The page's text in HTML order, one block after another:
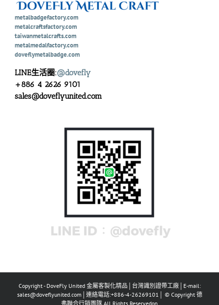
metalbadgefactory.com
metalcraftsfactory.com
taiwanmetalcrafts.com
metalmedalfactory.com
doveflymetalbadge.com
LINE生活圈:@dovefly
+886 4 2626 9101
sales@doveflyunited.com
Copyright - DoveFly United 金屬客製化精品│台灣識別證帶工廠│E-mail:
sales@doveflyunited.com│連絡電話:+886-4-26269101│ © Copyright 德
弗聯合行銷團隊 All Rights Reservedon